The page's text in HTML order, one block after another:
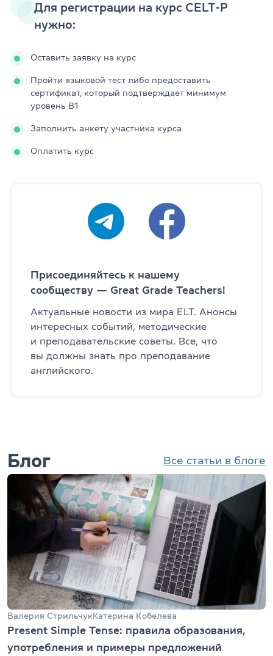
Для регистрации на курс CELT-P
нужно:
Оставить заявку на курс
Пройти языковой тест либо предоставить
сертификат, который подтверждает минимум
уровень B1
Заполнить анкету участника курса
Оплатить курс
Присоединяйтесь к нашему
сообществу — Great Grade Teachers!
Актуальные новости из мира ELT. Анонсы
интересных событий, методические
и преподавательские советы. Все, что
вы должны знать про преподавание
английского.
Блог Все статьи в блоге
Валерия Стрильчук Катерина Кобелева
Present Simple Tense: правила образования,
употребления и примеры предложений